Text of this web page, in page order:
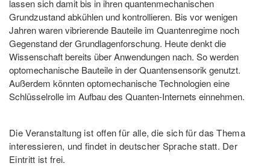
lassen sich damit bis in ihren quantenmechanischen
Grundzustand abkühlen und kontrollieren. Bis vor wenigen
Jahren waren vibrierende Bauteile im Quantenregime noch
Gegenstand der Grundlagenforschung. Heute denkt die
Wissenschaft bereits über Anwendungen nach. So werden
optomechanische Bauteile in der Quantensensorik genutzt.
Außerdem könnten optomechanische Technologien eine
Schlüsselrolle im Aufbau des Quanten-Internets einnehmen.
Die Veranstaltung ist offen für alle, die sich für das Thema
interessieren, und findet in deutscher Sprache statt. Der
Eintritt ist frei.